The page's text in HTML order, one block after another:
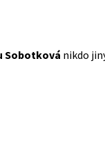
Sobotková nikdo